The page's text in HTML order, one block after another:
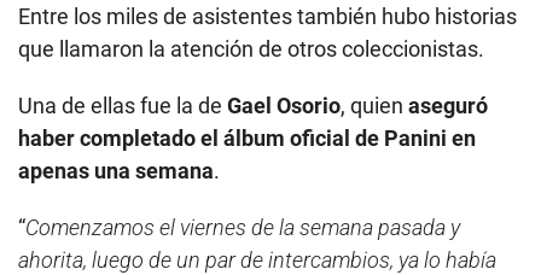
Entre los miles de asistentes también hubo historias
que llamaron la atención de otros coleccionistas.
Una de ellas fue la de Gael Osorio, quien aseguró
haber completado el álbum oficial de Panini en
apenas una semana.
“Comenzamos el viernes de la semana pasada y
ahorita, luego de un par de intercambios, ya lo había